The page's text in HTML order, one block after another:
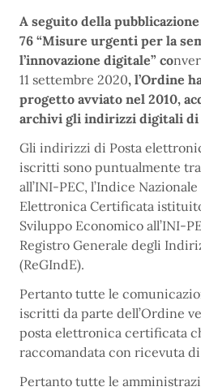
A seguito della pubblicazione
76 “Misure urgenti per la
l’innovazione digitale” co
11 settembre 2020, l’Ordine
progetto avviato nel 2010,
archivi gli indirizzi digitali
Gli indirizzi di Posta
iscritti sono puntualmente
all’INI-PEC, l’Indice
Elettronica Certificata
Sviluppo Economico all’INI-
Registro Generale degli
(ReGIndE).
Pertanto tutte le
iscritti da parte dell’Ordine
posta elettronica certificata
raccomandata con ricevuta
Pertanto tutte le